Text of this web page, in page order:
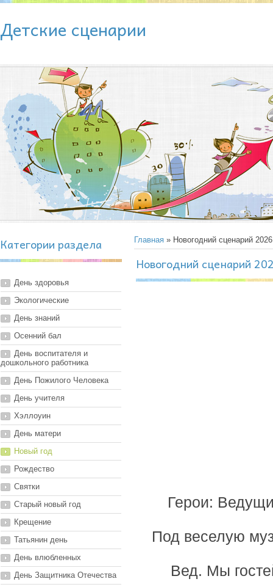
Детские сценарии
Категории раздела
День здоровья
Экологические
День знаний
Осенний бал
День воспитателя и
дошкольного работника
День Пожилого Человека
День учителя
Хэллоуин
День матери
Новый год
Рождество
Святки
Старый новый год
Крещение
Татьянин день
День влюбленных
День Защитника Отечества
Главная » Новогодний сценарий
Новогодний сценарий
Герои:
Под веселую
Вед. Мы